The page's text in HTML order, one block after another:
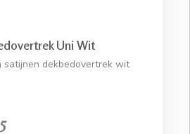
Uni Wit
satijnen dekbedovertrek wit